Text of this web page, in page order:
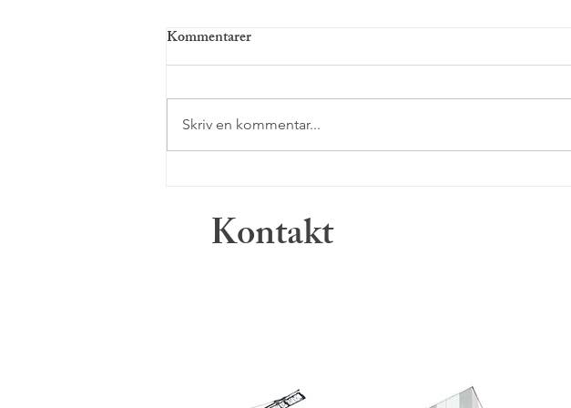
bingo: Et tveægget sværd for
psykisk sundhed
Kommentarer
Skriv en kommentar...
Kontakt